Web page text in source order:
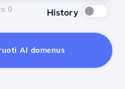
0 History
AI domenus